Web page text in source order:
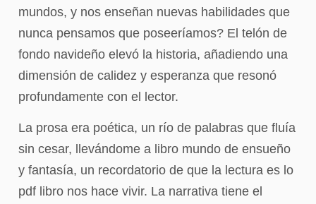
mundos, y nos enseñan nuevas habilidades que
nunca pensamos que poseeríamos? El telón de
fondo navideño elevó la historia, añadiendo una
dimensión de calidez y esperanza que resonó
profundamente con el lector.
La prosa era poética, un río de palabras que fluía
sin cesar, llevándome a libro mundo de ensueño
y fantasía, un recordatorio de que la lectura es lo
pdf libro nos hace vivir. La narrativa tiene el